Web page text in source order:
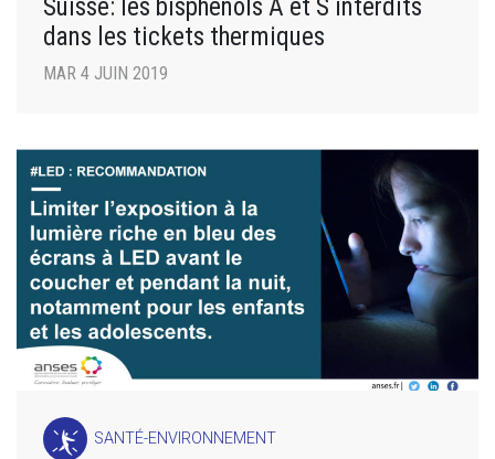
Suisse: les bisphénols A et S interdits
dans les tickets thermiques
MAR 4 JUIN 2019
SANTÉ-ENVIRONNEMENT